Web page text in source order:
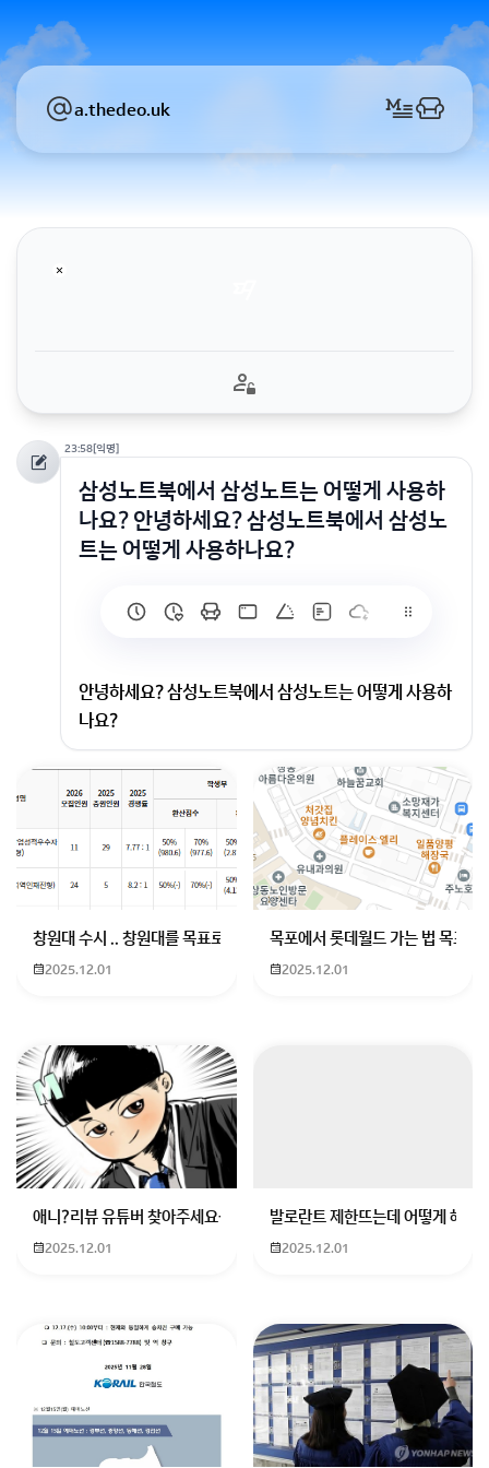
a.thedeo.uk
23:58[익명]
삼성노트북에서 삼성노트는 어떻게 사용하
나요? 안녕하세요? 삼성노트북에서 삼성노
트는 어떻게 사용하나요?
안녕하세요? 삼성노트북에서 삼성노트는 어떻게 사용하
나요?
삼성노트북에서 삼성노트 쓰는 방법 알려드릴게요
질문자님 노트북에서 시작 버튼 누른 뒤 삼성 폴더를 열
어보면 삼성노트가 보이구요
검색창에 삼성노트라고 적어도 찾아져요
보이니 그걸 눌러서 글을 쓰면 되구요
키보드로 글 적기 그림 그리기 사진 붙이기처럼 공책에
창원대 수시 .. 창원대를 목표로 하고 있는 09년생입니다 지금 제 내신이
2025.12.01
목포에서 롯데월드 가는 법 목포
2025.12.01
애니?리뷰 유튜버 찾아주세요ㅠㅠ 무슨 검정머리 남자 캐릭터에 더빙하
2025.12.01
발로란트 제한뜨는데 어떻게 해야
2025.12.01